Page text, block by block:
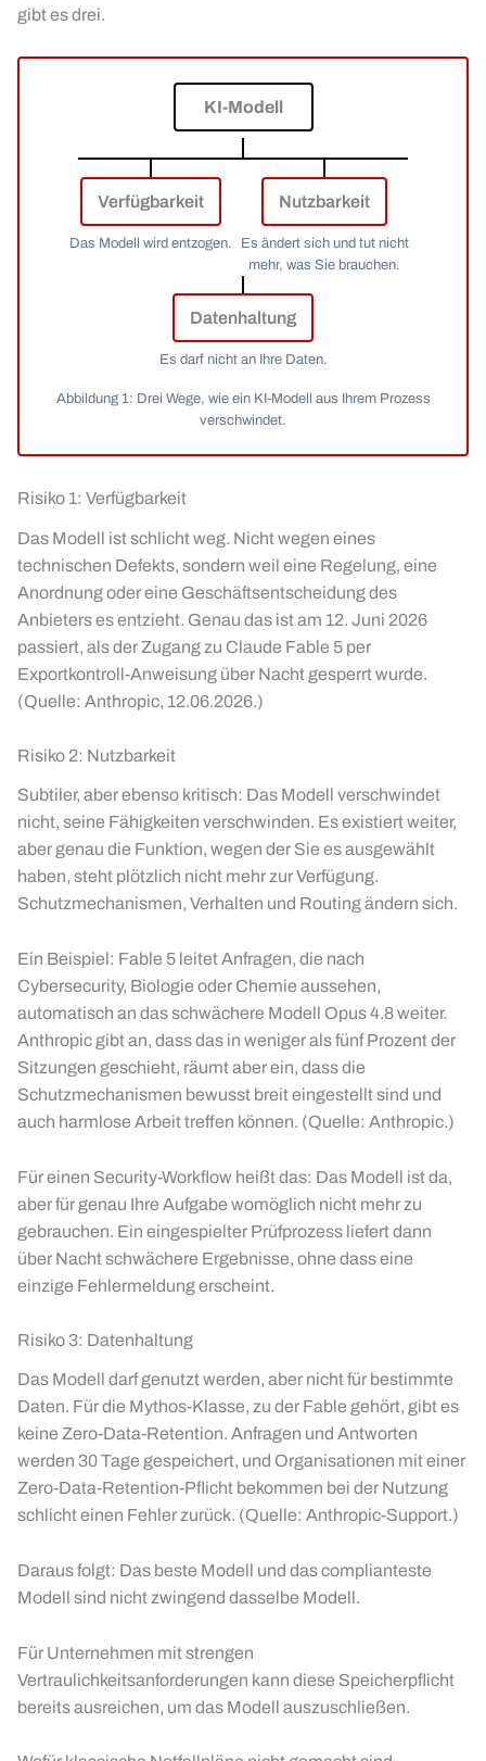
gibt es drei.
KI-Modell
Verfügbarkeit
Das Modell wird entzogen.
Nutzbarkeit
Es ändert sich und tut nicht
mehr, was Sie brauchen.
Datenhaltung
Es darf nicht an Ihre Daten.
Abbildung 1: Drei Wege, wie ein KI-Modell aus Ihrem Prozess
verschwindet.
Risiko 1: Verfügbarkeit
Das Modell ist schlicht weg. Nicht wegen eines
technischen Defekts, sondern weil eine Regelung, eine
Anordnung oder eine Geschäftsentscheidung des
Anbieters es entzieht. Genau das ist am 12. Juni 2026
passiert, als der Zugang zu Claude Fable 5 per
Exportkontroll-Anweisung über Nacht gesperrt wurde.
(Quelle: Anthropic, 12.06.2026.)
Risiko 2: Nutzbarkeit
Subtiler, aber ebenso kritisch: Das Modell verschwindet
nicht, seine Fähigkeiten verschwinden. Es existiert weiter,
aber genau die Funktion, wegen der Sie es ausgewählt
haben, steht plötzlich nicht mehr zur Verfügung.
Schutzmechanismen, Verhalten und Routing ändern sich.
Ein Beispiel: Fable 5 leitet Anfragen, die nach
Cybersecurity, Biologie oder Chemie aussehen,
automatisch an das schwächere Modell Opus 4.8 weiter.
Anthropic gibt an, dass das in weniger als fünf Prozent der
Sitzungen geschieht, räumt aber ein, dass die
Schutzmechanismen bewusst breit eingestellt sind und
auch harmlose Arbeit treffen können. (Quelle: Anthropic.)
Für einen Security-Workflow heißt das: Das Modell ist da,
aber für genau Ihre Aufgabe womöglich nicht mehr zu
gebrauchen. Ein eingespielter Prüfprozess liefert dann
über Nacht schwächere Ergebnisse, ohne dass eine
einzige Fehlermeldung erscheint.
Risiko 3: Datenhaltung
Das Modell darf genutzt werden, aber nicht für bestimmte
Daten. Für die Mythos-Klasse, zu der Fable gehört, gibt es
keine Zero-Data-Retention. Anfragen und Antworten
werden 30 Tage gespeichert, und Organisationen mit einer
Zero-Data-Retention-Pflicht bekommen bei der Nutzung
schlicht einen Fehler zurück. (Quelle: Anthropic-Support.)
Daraus folgt: Das beste Modell und das complianteste
Modell sind nicht zwingend dasselbe Modell.
Für Unternehmen mit strengen
Vertraulichkeitsanforderungen kann diese Speicherpflicht
bereits ausreichen, um das Modell auszuschließen.